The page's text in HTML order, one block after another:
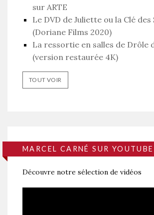
sur ARTE
Le DVD de Juliette ou la Clé des
(Doriane Films 2020)
La ressortie en salles de Drôle
(version restaurée 4K)
TOUT VOIR
MARCEL CARNÉ SUR YOUTUBE
Découvre notre sélection de vidéos